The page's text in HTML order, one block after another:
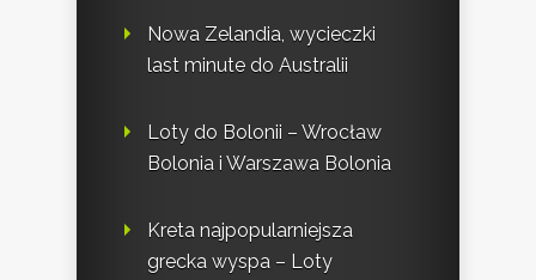
Nowa Zelandia, wycieczki
last minute do Australii
Loty do Bolonii – Wrocław
Bolonia i Warszawa Bolonia
Kreta najpopularniejsza
grecka wyspa – Loty